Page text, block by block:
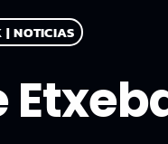
| NOTICIAS